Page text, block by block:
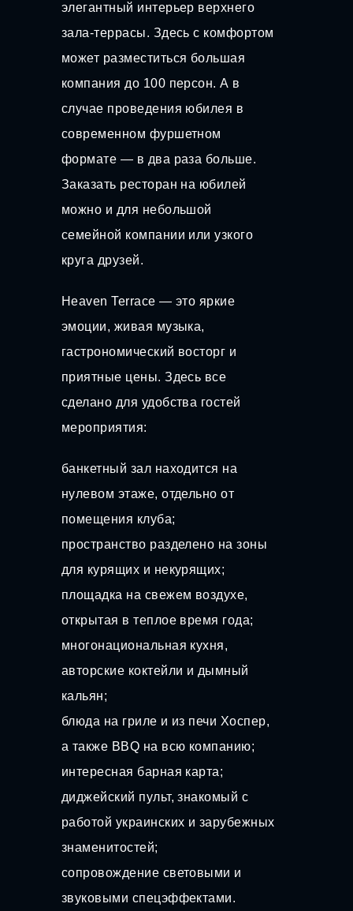
элегантный интерьер верхнего
зала-террасы. Здесь с комфортом
может разместиться большая
компания до 100 персон. А в
случае проведения юбилея в
современном фуршетном
формате — в два раза больше.
Заказать ресторан на юбилей
можно и для небольшой
семейной компании или узкого
круга друзей.
Heaven Terrace — это яркие
эмоции, живая музыка,
гастрономический восторг и
приятные цены. Здесь все
сделано для удобства гостей
мероприятия:
банкетный зал находится на
нулевом этаже, отдельно от
помещения клуба;
пространство разделено на зоны
для курящих и некурящих;
площадка на свежем воздухе,
открытая в теплое время года;
многонациональная кухня,
авторские коктейли и дымный
кальян;
блюда на гриле и из печи Хоспер,
а также BBQ на всю компанию;
интересная барная карта;
диджейский пульт, знакомый с
работой украинских и зарубежных
знаменитостей;
сопровождение световыми и
звуковыми спецэффектами.